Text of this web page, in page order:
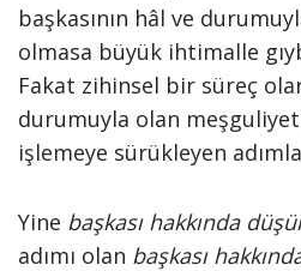
başkasının hâl ve
olmasa büyük ihtimalle
Fakat zihinsel bir süreç
durumuyla olan
işlemeye sürükleyen
Yine başkası hakkında
adımı olan başkası